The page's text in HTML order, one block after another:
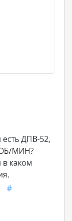
есть ДПВ-52,
ОБ/МИН?
в каком
#